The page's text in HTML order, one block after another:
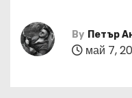
By Петър
май 7,